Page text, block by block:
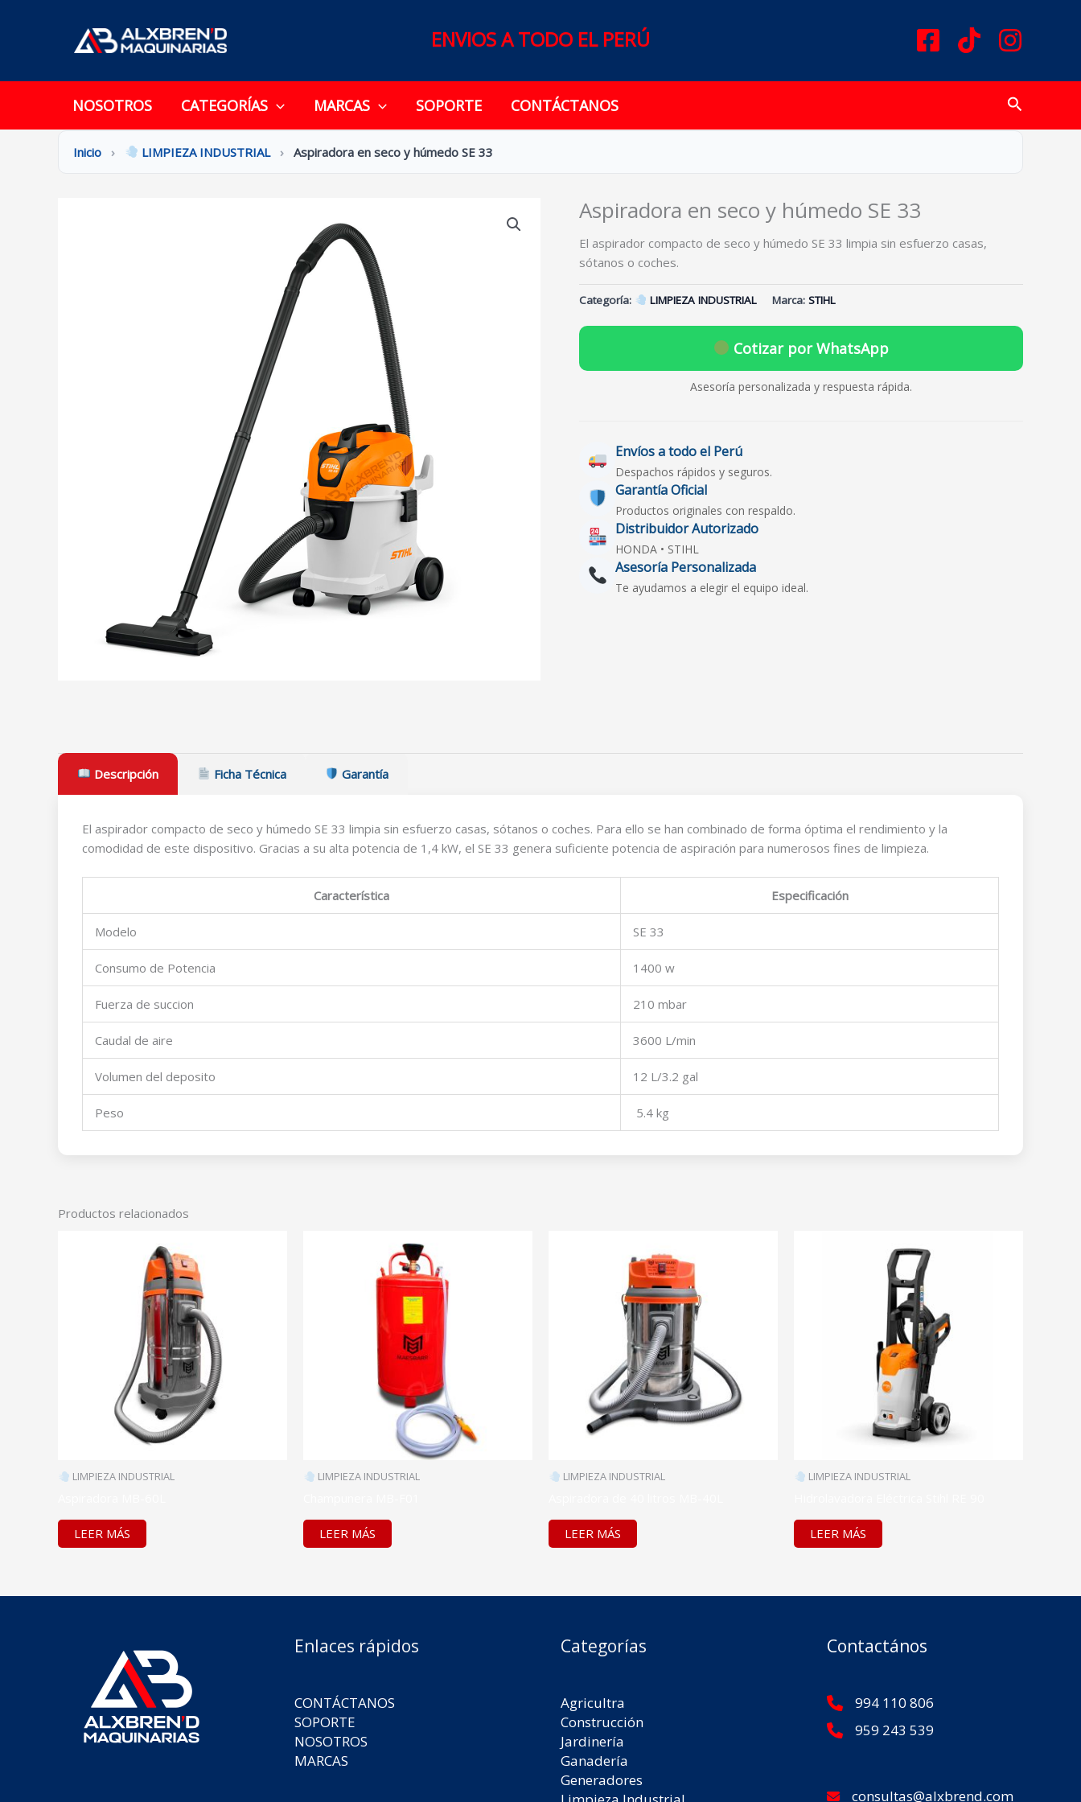
ENVIOS A TODO EL PERÚ
NOSOTROS CATEGORÍAS MARCAS SOPORTE CONTÁCTANOS Buscar
Inicio › LIMPIEZA INDUSTRIAL › Aspiradora en seco y húmedo SE 33
Aspiradora en seco y húmedo SE 33
El aspirador compacto de seco y húmedo SE 33 limpia sin esfuerzo casas,
sótanos o coches.
Categoría: LIMPIEZA INDUSTRIAL Marca:STIHL
Cotizar por WhatsApp
Asesoría personalizada y respuesta rápida.
Envíos a todo el Perú
Despachos rápidos y seguros.
Garantía Oficial
Productos originales con respaldo.
Distribuidor Autorizado
HONDA • STIHL
Asesoría Personalizada
Te ayudamos a elegir el equipo ideal.
Descripción Ficha Técnica Garantía
El aspirador compacto de seco y húmedo SE 33 limpia sin esfuerzo casas, sótanos o coches. Para ello se han combinado de forma óptima el rendimiento y la
comodidad de este dispositivo. Gracias a su alta potencia de 1,4 kW, el SE 33 genera suficiente potencia de aspiración para numerosos fines de limpieza.
Característica Especificación
Modelo SE 33
Consumo de Potencia 1400 w
Fuerza de succion 210 mbar
Caudal de aire 3600 L/min
Volumen del deposito 12 L/3.2 gal
Peso 5.4 kg
Productos relacionados
LIMPIEZA INDUSTRIAL
LEER MÁS
LIMPIEZA INDUSTRIAL
LEER MÁS
LIMPIEZA INDUSTRIAL
LEER MÁS
LIMPIEZA INDUSTRIAL
LEER MÁS
Enlaces rápidos
CONTÁCTANOS
SOPORTE
NOSOTROS
MARCAS
Categorías
Agricultra
Construcción
Jardinería
Ganadería
Generadores
Contactános
994 110 806
959 243 539
consultas@alxbrend.com